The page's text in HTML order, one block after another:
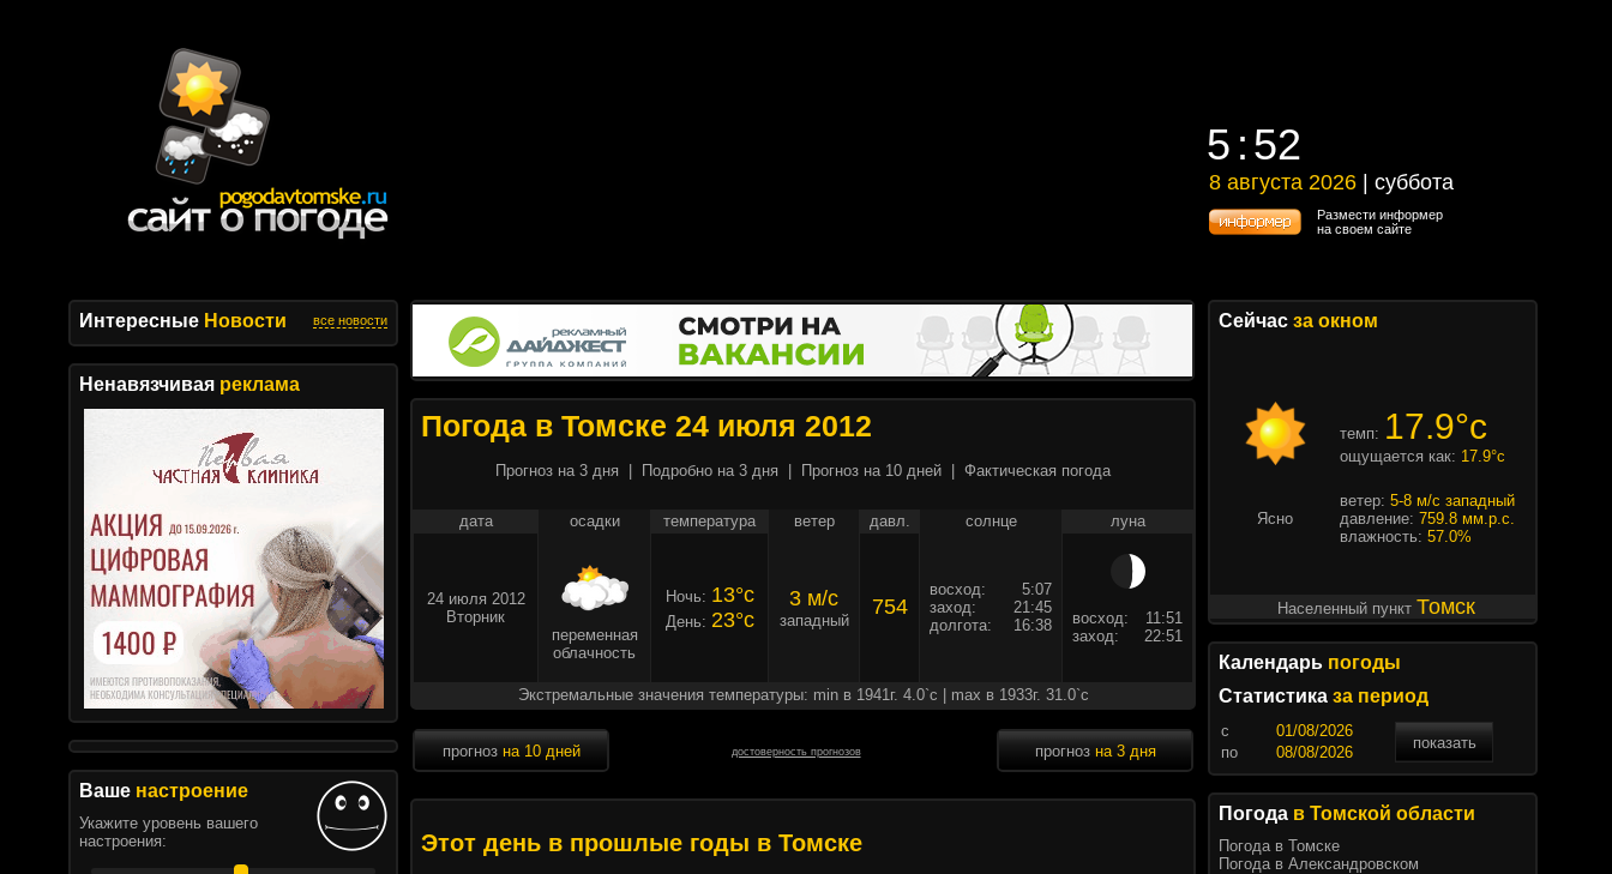
5 52
5 52
8 августа 2026 | суббота
8 августа 2026 | суббота
Размести информер
на своем сайте
Интересные Новости все новости
Ненавязчивая реклама
Ваше настроение
Укажите уровень вашего
настроения:
Погода в Томске 24 июля 2012
Прогноз на 3 дня Подробно на 3 дня Прогноз на 10 дней Фактическая погода
дата осадки температура ветер давл. солнце луна
24 июля 2012
Вторник
переменная
облачность
Ночь: 13°c
День: 23°c
3 м/c
западный
754
восход:
5:07
заход:
21:45
долгота:
16:38 восход:
11:51
заход:
22:51
Экстремальные значения температуры: min в 1941г. 4.0`c | max в 1933г. 31.0`c
прогноз на 10 дней достоверность прогнозов прогноз на 3 дня
Этот день в прошлые годы в Томске
Сейчас за окном
темп: 17.9°c
ощущается как: 17.9°c
Ясно
ветер: 5-8 м/с западный
давление: 759.8 мм.р.с.
влажность: 57.0%
Населенный пункт Томск
Календарь погоды
Статистика за период
c
показать
по
Погода в Томской области
Погода в Томске
Погода в Александровском